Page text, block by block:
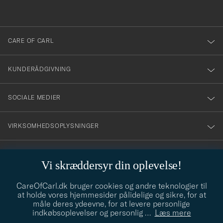
Vi skræddersyr din oplevelse!
CareOfCarl.dk bruger cookies og andre teknologier til
at holde vores hjemmesider pålidelige og sikre, for at
måle deres ydeevne, for at levere personlige
indkøbsoplevelser og personlig … Læs mere
dig
till
vårt
nyhetsbrev!
CARE OF CARL
KUNDERÅDGIVNING
SOCIALE MEDIER
VIRKSOMHEDSOPLYSNINGER
info@careofcarl.dk
Behøver du hjælp til at finde din stil? Lad os hjælpe dig, vi hjælper
gerne til!
STILRÅD